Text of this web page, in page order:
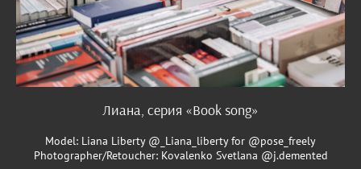
Лиана, серия «Book song»
Model: Liana Liberty @_Liana_liberty for @pose_freely
Photographer/Retoucher: Kovalenko Svetlana @j.demented